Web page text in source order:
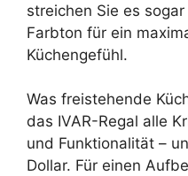
streichen Sie es
Farbton für ein
Küchengefühl.
Was freistehende
das IVAR-Regal alle
und Funktionalität –
Dollar. Für einen